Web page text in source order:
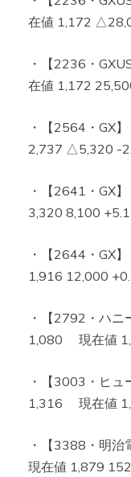
在値 1,172
・【2236・
在値 1,172
・【2564・
2,737 △5,320 -
・【2641・
3,320 8,100
・【2644・
1,916 12,000
・【2792・ハ
1,080 現在値
・【3003・ヒ
1,316 現在値
・【3388・明
現在値 1,879